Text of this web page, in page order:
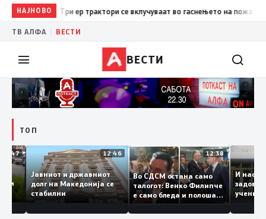
НАЈНОВО
13:07Три ер трактори се вклучуваат во гаснењето на пожарот во
ТВ АЛФА ВЕСТИ
ВЕСТИ
ТОП
12:47
уште ги
12:46
Јавниот и државниот
долг на Македонија се
стабилни
12:38
Во СДСМ остана само
талогот: Венко Филипче
е само бледа и полоша
копија дури и од Зоран
Заев
И